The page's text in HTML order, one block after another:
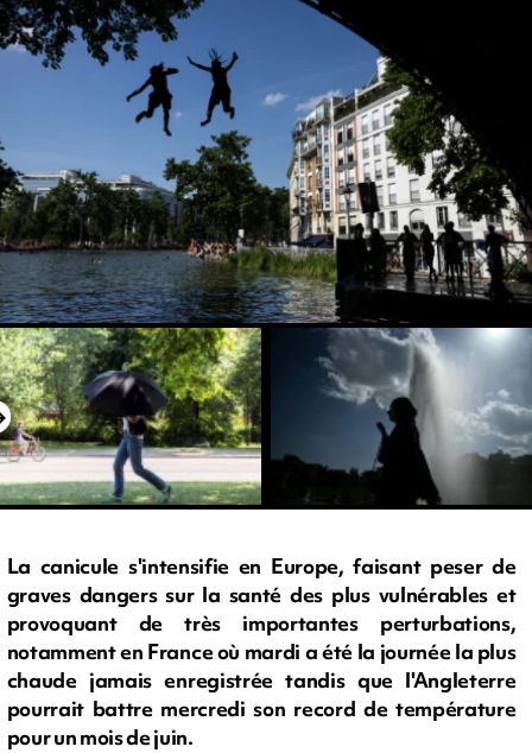
La canicule s'intensifie en Europe, faisant peser de
graves dangers sur la santé des plus vulnérables et
provoquant de très importantes perturbations,
notamment en France où mardi a été la journée la plus
chaude jamais enregistrée tandis que l'Angleterre
pourrait battre mercredi son record de température
pour un mois de juin.